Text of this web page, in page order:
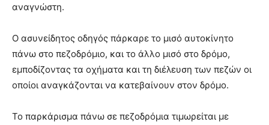
αναγνώστη.
Ο ασυνείδητος οδηγός πάρκαρε το μισό αυτοκίνητο
πάνω στο πεζοδρόμιο, και το άλλο μισό στο δρόμο,
εμποδίζοντας τα οχήματα και τη διέλευση των πεζών οι
οποίοι αναγκάζονται να κατεβαίνουν στον δρόμο.
Το παρκάρισμα πάνω σε πεζοδρόμια τιμωρείται με